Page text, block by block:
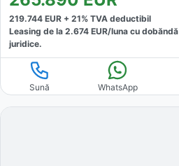
219.744 EUR + 21% TVA deductibil
Leasing de la 2.674 EUR/luna cu dobăndă
juridice.
Sună WhatsApp